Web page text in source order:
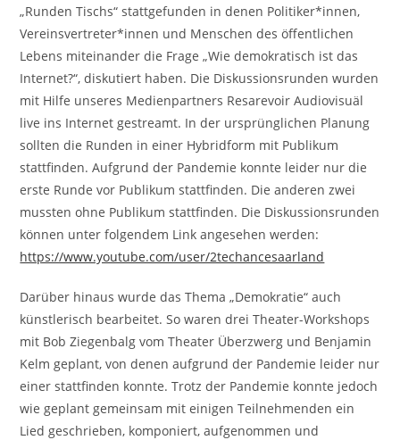
„Runden Tischs“ stattgefunden in denen Politiker*innen,
Vereinsvertreter*innen und Menschen des öffentlichen
Lebens miteinander die Frage „Wie demokratisch ist das
Internet?“, diskutiert haben. Die Diskussionsrunden wurden
mit Hilfe unseres Medienpartners Resarevoir Audiovisuäl
live ins Internet gestreamt. In der ursprünglichen Planung
sollten die Runden in einer Hybridform mit Publikum
stattfinden. Aufgrund der Pandemie konnte leider nur die
erste Runde vor Publikum stattfinden. Die anderen zwei
mussten ohne Publikum stattfinden. Die Diskussionsrunden
können unter folgendem Link angesehen werden:
https://www.youtube.com/user/2techancesaarland
Darüber hinaus wurde das Thema „Demokratie“ auch
künstlerisch bearbeitet. So waren drei Theater-Workshops
mit Bob Ziegenbalg vom Theater Überzwerg und Benjamin
Kelm geplant, von denen aufgrund der Pandemie leider nur
einer stattfinden konnte. Trotz der Pandemie konnte jedoch
wie geplant gemeinsam mit einigen Teilnehmenden ein
Lied geschrieben, komponiert, aufgenommen und